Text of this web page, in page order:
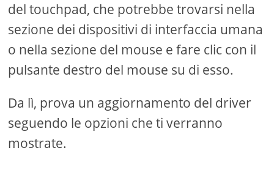
del touchpad, che potrebbe trovarsi nella
sezione dei dispositivi di interfaccia umana
o nella sezione del mouse e fare clic con il
pulsante destro del mouse su di esso.
Da lì, prova un aggiornamento del driver
seguendo le opzioni che ti verranno
mostrate.